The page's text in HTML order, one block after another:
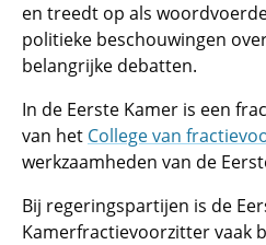
en treedt op als
politieke beschouwingen
belangrijke debatten.
In de Eerste Kamer is een
van het College van
werkzaamheden van de
Bij regeringspartijen is de
Kamerfractievoorzitter vaak